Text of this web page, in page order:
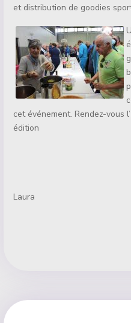
et distribution de goodies
cet événement. Rendez-vous
édition
Laura